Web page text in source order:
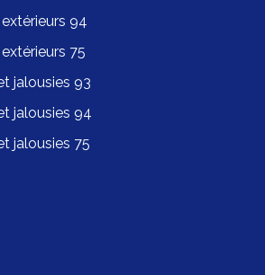
94
75
jalousies 93
jalousies 94
jalousies 75